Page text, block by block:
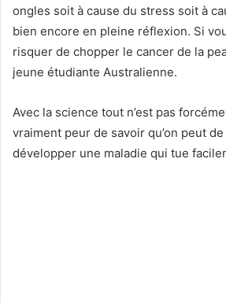
ongles soit à cause du stress soit à
bien encore en pleine réflexion. Si
risquer de chopper le cancer de la
jeune étudiante Australienne.
Avec la science tout n’est pas
vraiment peur de savoir qu’on peut
développer une maladie qui tue